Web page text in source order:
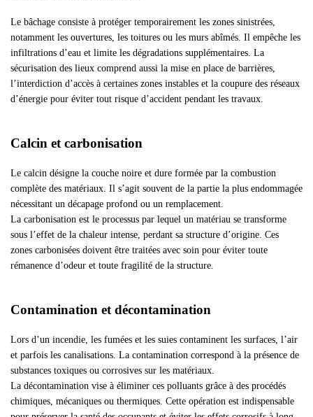
Le bâchage consiste à protéger temporairement les zones sinistrées,
notamment les ouvertures, les toitures ou les murs abîmés. Il empêche les
infiltrations d’eau et limite les dégradations supplémentaires. La
sécurisation des lieux comprend aussi la mise en place de barrières,
l’interdiction d’accès à certaines zones instables et la coupure des réseaux
d’énergie pour éviter tout risque d’accident pendant les travaux.
Calcin et carbonisation
Le calcin désigne la couche noire et dure formée par la combustion
complète des matériaux. Il s’agit souvent de la partie la plus endommagée
nécessitant un décapage profond ou un remplacement.
La carbonisation est le processus par lequel un matériau se transforme
sous l’effet de la chaleur intense, perdant sa structure d’origine. Ces
zones carbonisées doivent être traitées avec soin pour éviter toute
rémanence d’odeur et toute fragilité de la structure.
Contamination et décontamination
Lors d’un incendie, les fumées et les suies contaminent les surfaces, l’air
et parfois les canalisations. La contamination correspond à la présence de
substances toxiques ou corrosives sur les matériaux.
La décontamination vise à éliminer ces polluants grâce à des procédés
chimiques, mécaniques ou thermiques. Cette opération est indispensable